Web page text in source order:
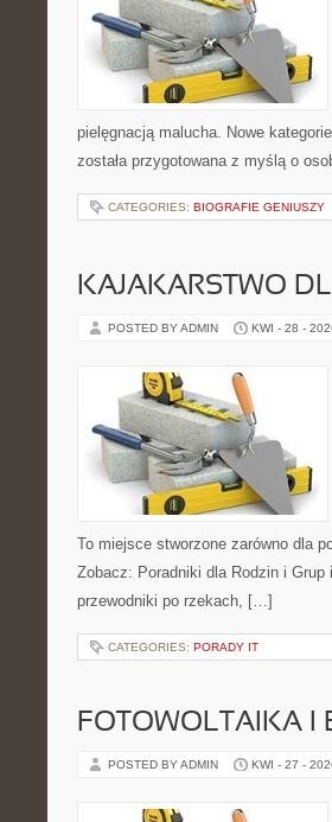
pielęgnacją malucha. Nowe
została przygotowana z myślą o
CATEGORIES: BIOGRAFIE GENIUSZY
KAJAKARSTWO
POSTED BY ADMIN KWI - 28 -
To miejsce stworzone zarówno dla
Zobacz: Poradniki dla Rodzin i
przewodniki po rzekach, […]
CATEGORIES: PORADY IT
FOTOWOLTAIKA I
POSTED BY ADMIN KWI - 27 -